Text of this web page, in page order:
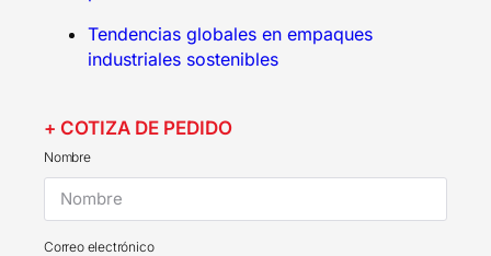
Tendencias globales en empaques
industriales sostenibles
+ COTIZA DE PEDIDO
Nombre
Correo electrónico